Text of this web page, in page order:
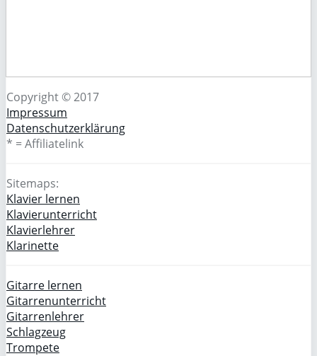
Copyright © 2017
Impressum
Datenschutzerklärung
* = Affiliatelink
Sitemaps:
Klavier lernen
Klavierunterricht
Klavierlehrer
Klarinette
Gitarre lernen
Gitarrenunterricht
Gitarrenlehrer
Schlagzeug
Trompete